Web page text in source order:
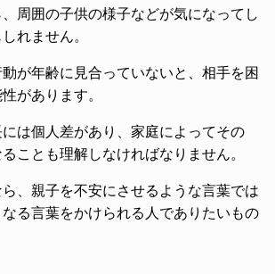
周囲の子供の様子などが気になってし
れません。
が年齢に見合っていないと、相手を困
があります。
は個人差があり、家庭によってその
ことも理解しなければなりません。
、親子を不安にさせるような言葉では
る言葉をかけられる人でありたいもの